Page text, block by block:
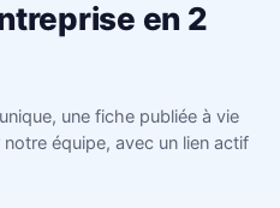
en 2
une fiche publiée à vie
équipe, avec un lien actif